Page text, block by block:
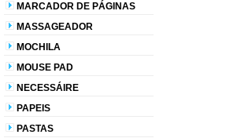
MARCADOR DE PÁGINAS
MASSAGEADOR
MOCHILA
MOUSE PAD
NECESSÁIRE
PAPEIS
PASTAS